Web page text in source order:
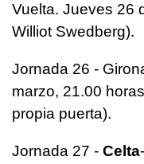
Vuelta. Jueves 26
Williot Swedberg).
Jornada 26 -
marzo, 21.00
propia puerta).
Jornada 27 - Celta